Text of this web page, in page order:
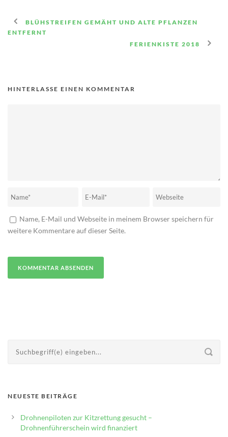
BLÜHSTREIFEN GEMÄHT UND ALTE PFLANZEN
ENTFERNT
FERIENKISTE 2018
HINTERLASSE EINEN KOMMENTAR
Name, E-Mail und Webseite in meinem Browser speichern für
weitere Kommentare auf dieser Seite.
NEUESTE BEITRÄGE
Drohnenpiloten zur Kitzrettung gesucht –
Drohnenführerschein wird finanziert